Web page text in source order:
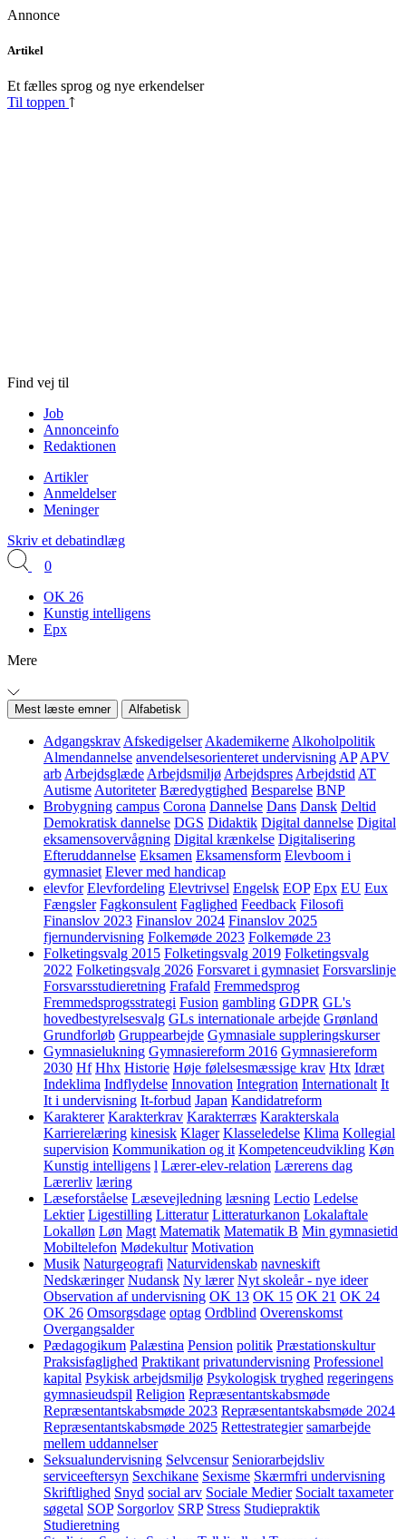
Annonce
Skip
content
Artikel
Et fælles sprog og nye erkendelser
Til toppen
Find vej til
Job
Annonceinfo
Redaktionen
Artikler
Anmeldelser
Meninger
Skriv et debatindlæg
0
OK 26
Kunstig intelligens
Epx
Mere
Mest læste emner Alfabetisk
Adgangskrav Afskedigelser Akademikerne Alkoholpolitik
Almendannelse anvendelsesorienteret undervisning AP APV
arb Arbejdsglæde Arbejdsmiljø Arbejdspres Arbejdstid AT
Autisme Autoriteter Bæredygtighed Besparelse BNP
Brobygning campus Corona Dannelse Dans Dansk Deltid
Demokratisk dannelse DGS Didaktik Digital dannelse Digital
eksamensovervågning Digital krænkelse Digitalisering
Efteruddannelse Eksamen Eksamensform Elevboom i
gymnasiet Elever med handicap
elevfor Elevfordeling Elevtrivsel Engelsk EOP Epx EU Eux
Fængsler Fagkonsulent Faglighed Feedback Filosofi
Finanslov 2023 Finanslov 2024 Finanslov 2025
fjernundervisning Folkemøde 2023 Folkemøde 23
Folketingsvalg 2015 Folketingsvalg 2019 Folketingsvalg
2022 Folketingsvalg 2026 Forsvaret i gymnasiet Forsvarslinje
Forsvarsstudieretning Frafald Fremmedsprog
Fremmedsprogsstrategi Fusion gambling GDPR GL's
hovedbestyrelsesvalg GLs internationale arbejde Grønland
Grundforløb Gruppearbejde Gymnasiale suppleringskurser
Gymnasielukning Gymnasiereform 2016 Gymnasiereform
2030 Hf Hhx Historie Høje følelsesmæssige krav Htx Idræt
Indeklima Indflydelse Innovation Integration Internationalt It
It i undervisning It-forbud Japan Kandidatreform
Karakterer Karakterkrav Karakterræs Karakterskala
Karrierelæring kinesisk Klager Klasseledelse Klima Kollegial
supervision Kommunikation og it Kompetenceudvikling Køn
Kunstig intelligens l Lærer-elev-relation Lærerens dag
Lærerliv læring
Læseforståelse Læsevejledning læsning Lectio Ledelse
Lektier Ligestilling Litteratur Litteraturkanon Lokalaftale
Lokalløn Løn Magt Matematik Matematik B Min gymnasietid
Mobiltelefon Mødekultur Motivation
Musik Naturgeografi Naturvidenskab navneskift
Nedskæringer Nudansk Ny lærer Nyt skoleår - nye ideer
Observation af undervisning OK 13 OK 15 OK 21 OK 24
OK 26 Omsorgsdage optag Ordblind Overenskomst
Overgangsalder
Pædagogikum Palæstina Pension politik Præstationskultur
Praksisfaglighed Praktikant privatundervisning Professionel
kapital Psykisk arbejdsmiljø Psykologisk tryghed regeringens
gymnasieudspil Religion Repræsentantskabsmøde
Repræsentantskabsmøde 2023 Repræsentantskabsmøde 2024
Repræsentantskabsmøde 2025 Rettestrategier samarbejde
mellem uddannelser
Seksualundervisning Selvcensur Seniorarbejdsliv
serviceeftersyn Sexchikane Sexisme Skærmfri undervisning
Skriftlighed Snyd social arv Sociale Medier Socialt taxameter
søgetal SOP Sorgorlov SRP Stress Studiepraktik
Studieretning